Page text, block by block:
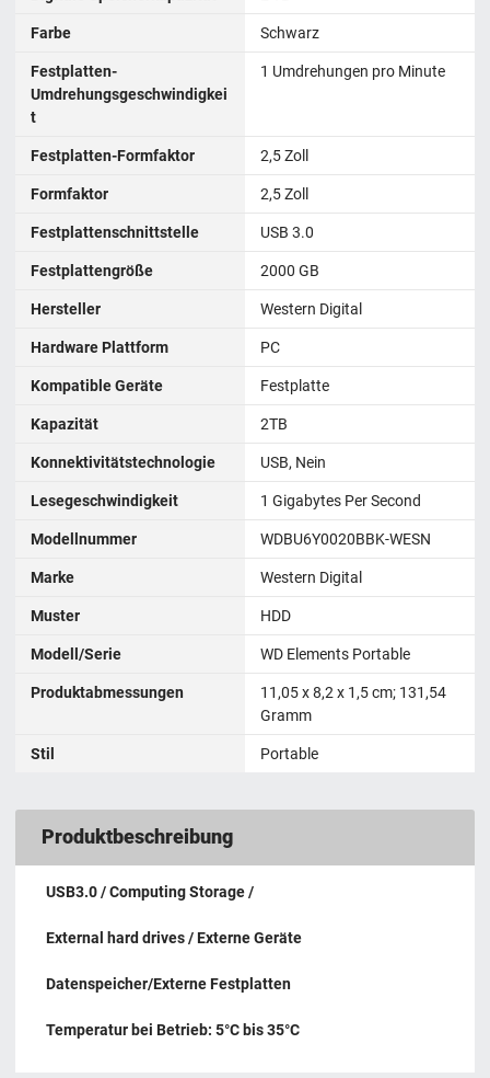
Farbe ‎Schwarz
Festplatten-
Umdrehungsgeschwindigkei
t
1 Umdrehungen pro Minute
Festplatten-Formfaktor 2,5 Zoll
Formfaktor 2,5 Zoll
Festplattenschnittstelle USB 3.0
Festplattengröße 2000 GB
Hersteller ‎Western Digital
Hardware Plattform ‎PC
Kompatible Geräte Festplatte
Kapazität 2TB
Konnektivitätstechnologie USB, Nein
Lesegeschwindigkeit 1 Gigabytes Per Second
Modellnummer WDBU6Y0020BBK-WESN
Marke ‎Western Digital
Muster HDD
Modell/Serie WD Elements Portable
Produktabmessungen
‎11,05 x 8,2 x 1,5 cm; 131,54
Gramm
Stil Portable
Produktbeschreibung
USB3.0 / Computing Storage /
External hard drives / Externe Geräte
Datenspeicher/Externe Festplatten
Temperatur bei Betrieb: 5°C bis 35°C